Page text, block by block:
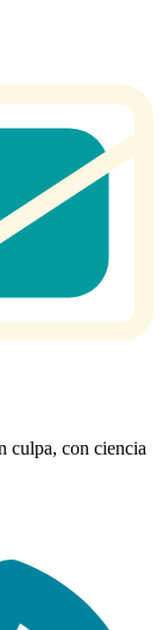
culpa, con ciencia